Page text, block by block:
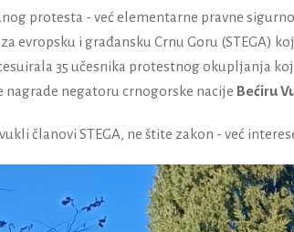
protesta - već elementarne pravne
evropsku i građansku Crnu Goru (STEGA)
35 učesnika protestnog okupljanja
negatoru crnogorske nacije Bećiru
članovi STEGA, ne štite zakon - već